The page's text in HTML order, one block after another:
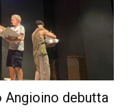
Angioino debutta